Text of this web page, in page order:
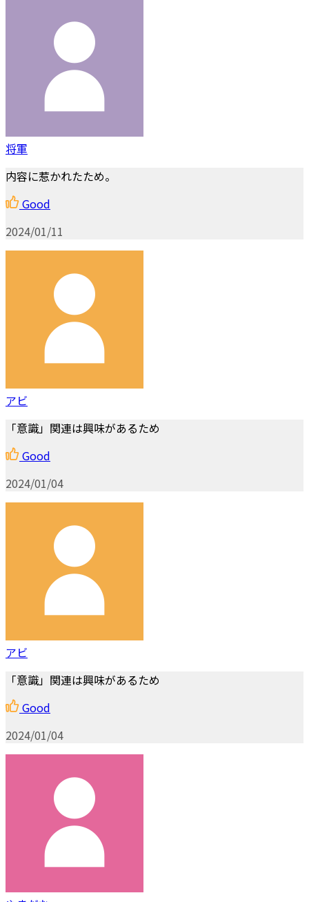
将軍
内容に惹かれたため。
Good
2024/01/11
アビ
「意識」関連は興味があるため
Good
2024/01/04
アビ
「意識」関連は興味があるため
Good
2024/01/04